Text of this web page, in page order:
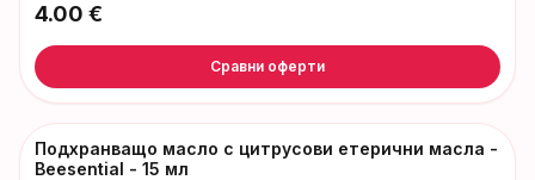
4.00 €
Сравни оферти
Подхранващо масло с цитрусови етерични масла -
Beesential - 15 мл